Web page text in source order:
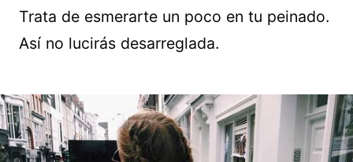
Trata de esmerarte un poco en tu peinado.
Así no lucirás desarreglada.